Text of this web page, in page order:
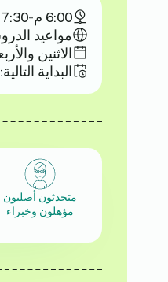
6:00 م -7:30 م
مواعيد
الاثنين
البداية التالية:
متحدثون أصليون
مؤهلون وخبراء